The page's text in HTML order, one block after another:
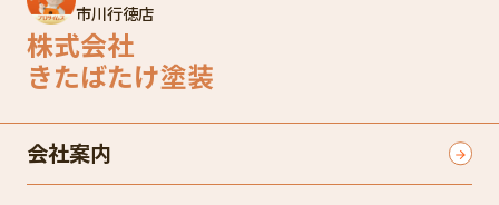
市川行徳店
株式会社
きたばたけ塗装
会社案内